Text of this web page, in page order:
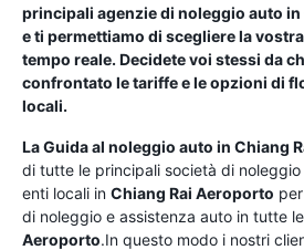
principali agenzie di noleggio auto in
e ti permettiamo di scegliere la
tempo reale. Decidete voi stessi da
confrontato le tariffe e le opzioni di
locali.
La Guida al noleggio auto in Chiang
di tutte le principali società di
enti locali in Chiang Rai Aeroporto
di noleggio e assistenza auto in tutte
Aeroporto.In questo modo i nostri